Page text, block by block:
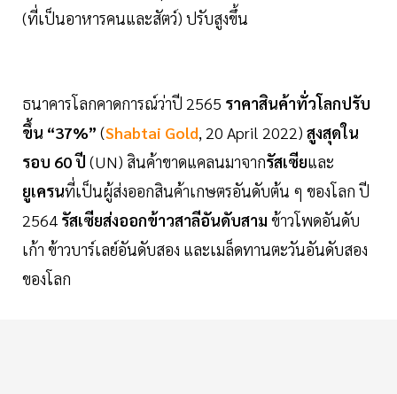
(ที่เป็นอาหารคนและสัตว์) ปรับสูงขึ้น
ธนาคารโลกคาดการณ์ว่าปี 2565 ราคาสินค้าทั่วโลกปรับ
ขึ้น “37%” (Shabtai Gold, 20 April 2022) สูงสุดใน
รอบ 60 ปี (UN) สินค้าขาดแคลนมาจากรัสเซียและ
ยูเครนที่เป็นผู้ส่งออกสินค้าเกษตรอันดับต้น ๆ ของโลก ปี
2564 รัสเซียส่งออกข้าวสาลีอันดับสาม ข้าวโพดอันดับ
เก้า ข้าวบาร์เลย์อันดับสอง และเมล็ดทานตะวันอันดับสอง
ของโลก